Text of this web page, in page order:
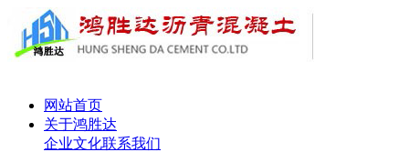
网站首页
关于鸿胜达
企业文化联系我们